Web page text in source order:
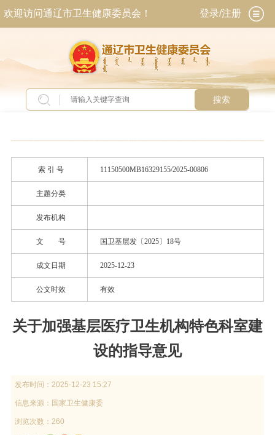
欢迎访问通辽市卫生健康委员会！ 登录/注册
搜索
当前位置：首页>政务公开>政府信息公开>法
索 引 号 11150500MB16329155/2025-00806
主题分类
发布机构
文 号 国卫基层发〔2025〕18号
成文日期 2025-12-23
公文时效 有效
关于加强基层医疗卫生机构特色科室建
设的指导意见
发布时间： 2025-12-23 15:27
信息来源： 国家卫生健康委
浏览次数：260